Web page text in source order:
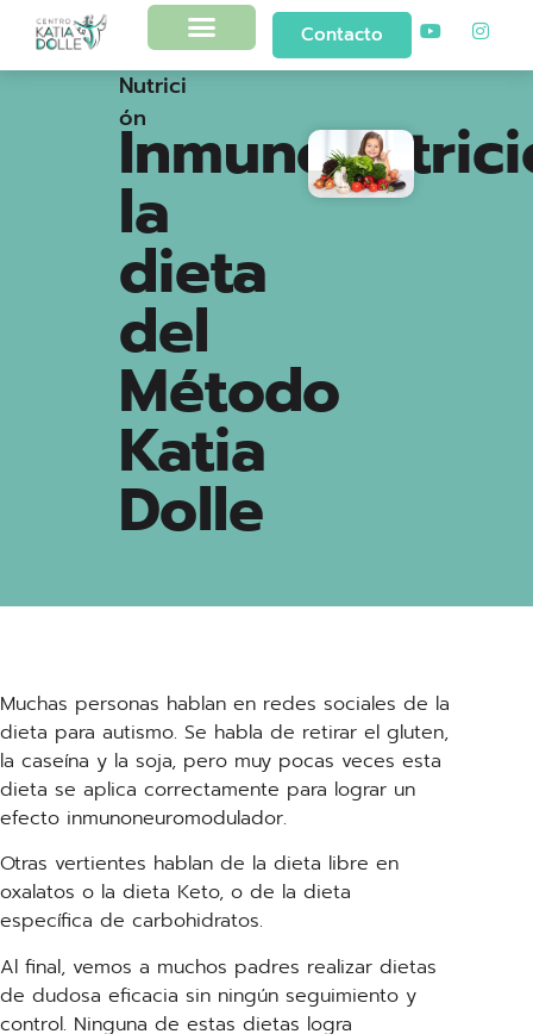
Contacto
Nutrici
ón
la
dieta
del
Método
Katia
Dolle
Muchas personas hablan en redes sociales de la
dieta para autismo. Se habla de retirar el gluten,
la caseína y la soja, pero muy pocas veces esta
dieta se aplica correctamente para lograr un
efecto inmunoneuromodulador.
Otras vertientes hablan de la dieta libre en
oxalatos o la dieta Keto, o de la dieta
específica de carbohidratos.
Al final, vemos a muchos padres realizar dietas
de dudosa eficacia sin ningún seguimiento y
control. Ninguna de estas dietas logra